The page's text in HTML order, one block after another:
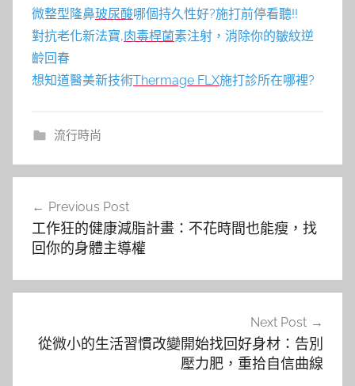
微整型隆鼻玻尿酸哪個持久性好?施打前停看聽!!
對抗老化新法寶,肉毒桿菌素注射，消除你的皺紋逆
齡回春
想知道醫美新技術Thermage FLX施打診所在哪裡?
流行時尚
覽
Previous Post
工作狂的健康減脂計畫：不花時間也能瘦，找
回你的身體主導權
Next Post
從微小的生活習慣改變開始找回好身材：告別
壓力肥，重拾自信曲線